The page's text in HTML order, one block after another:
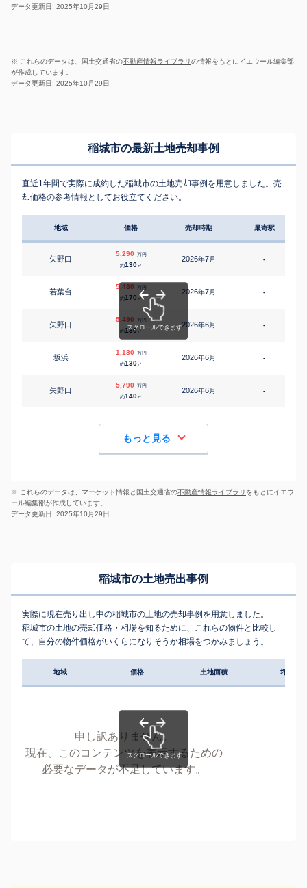
データ更新日: 2025年10月29日
※ これらのデータは、国土交通省の不動産情報ライブラリの情報をもとにイエウール編集部
が作成しています。
データ更新日: 2025年10月29日
稲城市の最新土地売却事例
直近1年間で実際に成約した稲城市の土地売却事例を用意しました。売
却価格の参考情報としてお役立てください。
地域 価格 売却時期 最寄駅
矢野口
5,290 万円
約130㎡
2026年7月 -
若葉台
5,480 万円
約170 ㎡
2026年7月 -
矢野口
5,490 万円
約130㎡
2026年6月 -
坂浜
1,180 万円
約130㎡
2026年6月 -
矢野口
5,790 万円
約140㎡
2026年6月 -
もっと見る
※ これらのデータは、マーケット情報と国土交通省の不動産情報ライブラリ をもとにイエウ
ール編集部が作成しています。
データ更新日: 2025年10月29日
稲城市の土地売出事例
実際に現在売り出し中の稲城市の土地の売却事例を用意しました。
稲城市の土地の売却価格・相場を知るために、これらの物件と比較し
て、自分の物件価格がいくらになりそうか相場をつかみましょう。
地域 価格 土地面積 坪単価
申し訳ありません。
現在、このコンテンツを表示するための
必要なデータが不足しています。